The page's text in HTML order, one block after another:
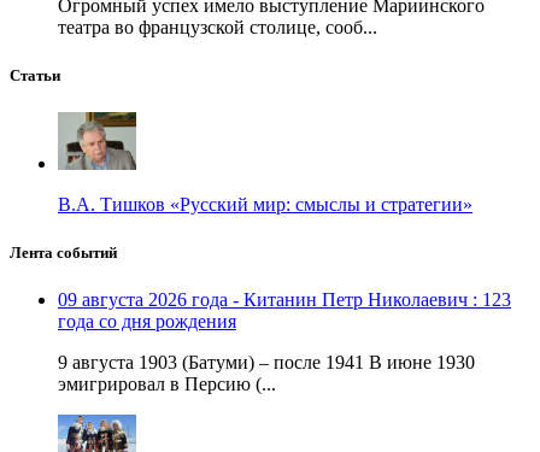
Огромный успех имело выступление Мариинского
театра во французской столице, сооб...
Статьи
В.А. Тишков «Русский мир: смыслы и стратегии»
Лента событий
09 августа 2026 года - Китанин Петр Николаевич : 123
года со дня рождения
9 августа 1903 (Батуми) – после 1941 В июне 1930
эмигрировал в Персию (...